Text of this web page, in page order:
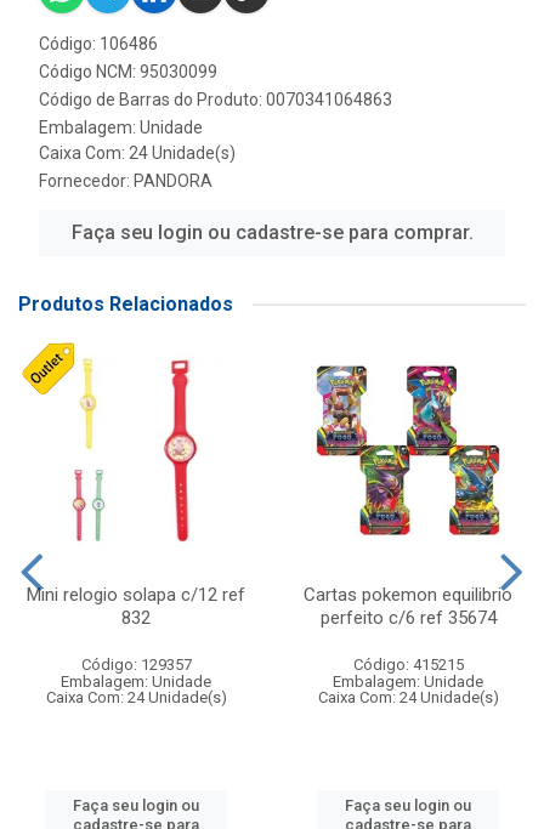
Código: 106486
Código NCM: 95030099
Código de Barras do Produto: 0070341064863
Embalagem: Unidade
Caixa Com: 24 Unidade(s)
Fornecedor: PANDORA
Faça seu login ou cadastre-se para comprar.
Produtos Relacionados
Mini relogio solapa c/12 ref
832
Código: 129357
Embalagem: Unidade
Caixa Com: 24 Unidade(s)
Faça seu login ou
cadastre-se para
Cartas pokemon equilibrio
perfeito c/6 ref 35674
Código: 415215
Embalagem: Unidade
Caixa Com: 24 Unidade(s)
Faça seu login ou
cadastre-se para